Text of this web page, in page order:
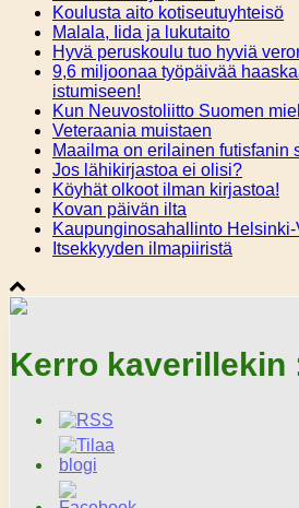
Koulusta aito kotiseutuyhteisö
Malala, Iida ja lukutaito
Hyvä peruskoulu tuo hyviä
9,6 miljoonaa työpäivää
istumiseen!
Kun Neuvostoliitto Suomen
Veteraania muistaen
Maailma on erilainen futisfanin
Jos lähikirjastoa ei olisi?
Köyhät olkoot ilman kirjastoa!
Kovan päivän ilta
Kaupunginosahallinto
Itsekkyyden ilmapiiristä
Kerro kaverillekin